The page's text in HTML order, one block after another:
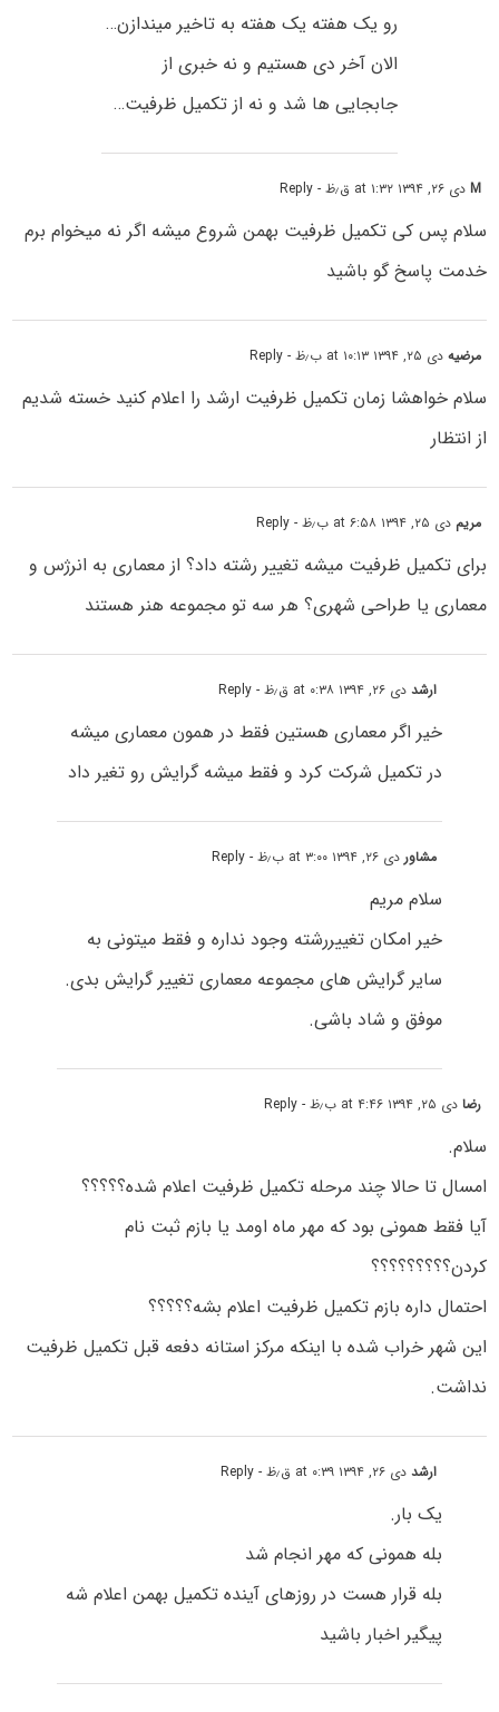
رو یک هفته یک هفته به تاخیر میندازن…
الان آخر دی هستیم و نه خبری از
جابجایی ها شد و نه از تکمیل ظرفیت…
Mدی ۲۶, ۱۳۹۴ at ۱:۳۲ ق٫ظ - Reply
سلام پس کی تکمیل ظرفیت بهمن شروع میشه اگر نه میخوام برم
خدمت پاسخ گو باشید
مرضیهدی ۲۵, ۱۳۹۴ at ۱۰:۱۳ ب٫ظ - Reply
سلام خواهشا زمان تکمیل ظرفیت ارشد را اعلام کنید خسته شدیم
از انتظار
مریم دی ۲۵, ۱۳۹۴ at ۶:۵۸ ب٫ظ - Reply
برای تکمیل ظرفیت میشه تغییر رشته داد؟ از معماری به انرژس و
معماری یا طراحی شهری؟ هر سه تو مجموعه هنر هستند
ارشددی ۲۶, ۱۳۹۴ at ۰:۳۸ ق٫ظ - Reply
خیر اگر معماری هستین فقط در همون معماری میشه
در تکمیل شرکت کرد و فقط میشه گرایش رو تغیر داد
مشاوردی ۲۶, ۱۳۹۴ at ۳:۰۰ ب٫ظ - Reply
سلام مریم
خیر امکان تغییررشته وجود نداره و فقط میتونی به
سایر گرایش های مجموعه معماری تغییر گرایش بدی.
موفق و شاد باشی.
رضادی ۲۵, ۱۳۹۴ at ۴:۴۶ ب٫ظ - Reply
سلام.
امسال تا حالا چند مرحله تکمیل ظرفیت اعلام شده؟؟؟؟؟
آیا فقط همونی بود که مهر ماه اومد یا بازم ثبت نام
کردن؟؟؟؟؟؟؟؟؟
احتمال داره بازم تکمیل ظرفیت اعلام بشه؟؟؟؟؟
این شهر خراب شده با اینکه مرکز استانه دفعه قبل تکمیل ظرفیت
نداشت.
ارشددی ۲۶, ۱۳۹۴ at ۰:۳۹ ق٫ظ - Reply
یک بار.
بله همونی که مهر انجام شد
بله قرار هست در روزهای آینده تکمیل بهمن اعلام شه
پیگیر اخبار باشید